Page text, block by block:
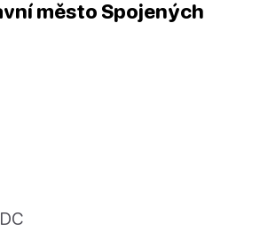
město Spojených